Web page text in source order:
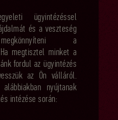
ügyintézéssel
és a veszteség
a
megtisztel minket a
fordul az ügyintézés
az Ön válláról.
nyújtanak
intézése során: